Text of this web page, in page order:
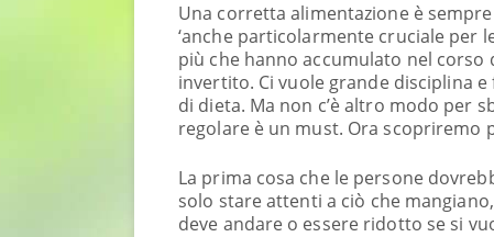
Una corretta alimentazione è
‘anche particolarmente cruciale per
più che hanno accumulato nel corso
invertito. Ci vuole grande disciplina
di dieta. Ma non c’è altro modo per
regolare è un must. Ora scopriremo
La prima cosa che le persone
solo stare attenti a ciò che
deve andare o essere ridotto se si